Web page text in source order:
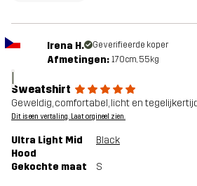
I
Irena H. Geverifieerde koper
Afmetingen: 170cm, 55kg
Sweatshirt
Geweldig, comfortabel, licht en
Dit is een vertaling. Laat orgineel zien.
Ultra Light Mid
Hood
Black
Gekochte maat S